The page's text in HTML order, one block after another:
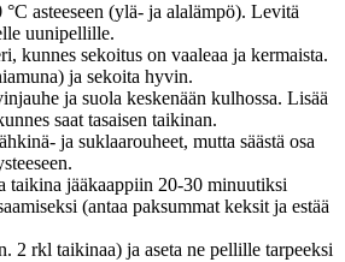
asteeseen (ylä- ja alalämpö). Levitä
uunipellille.
kunnes sekoitus on vaaleaa ja kermaista.
ja sekoita hyvin.
ja suola keskenään kulhossa. Lisää
saat tasaisen taikinan.
ja suklaarouheet, mutta säästä osa
taikina jääkaappiin 20-30 minuutiksi
(antaa paksummat keksit ja estää
2 rkl taikinaa) ja aseta ne pellille tarpeeksi